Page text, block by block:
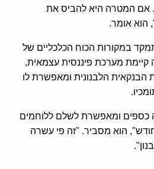
אם המטרה היא להביס את
הוא אומר.
במקורות הכוח הכלכליים של
קיימת מערכת פיננסית עצמאית,
הלבנונית ומאפשרת לו
כספים ומאפשרת לשלם ללוחמים
2,500 דולר בחודש", הוא מסביר. "זה פי עשרה